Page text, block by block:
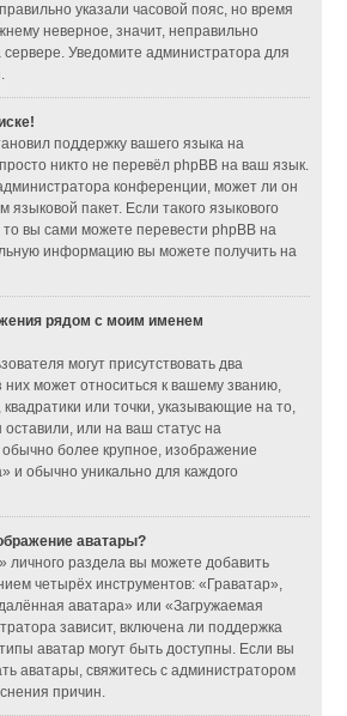
указали часовой пояс, но время
неверное, значит, неправильно
Уведомите администратора для
поддержку вашего языка на
никто не перевёл phpBB на ваш язык.
конференции, может ли он
языковой пакет. Если такого языкового
то вы сами можете перевести phpBB на
информацию вы можете получить на
рядом с моим именем
могут присутствовать два
может относиться к вашему званию,
квадратики или точки, указывающие на то,
или на ваш статус на
более крупное, изображение
и обычно уникально для каждого
аватары?
личного раздела вы можете добавить
четырёх инструментов: «Граватар»,
аватара» или «Загружаемая
зависит, включена ли поддержка
аватар могут быть доступны. Если вы
аватары, свяжитесь с администратором
причин.